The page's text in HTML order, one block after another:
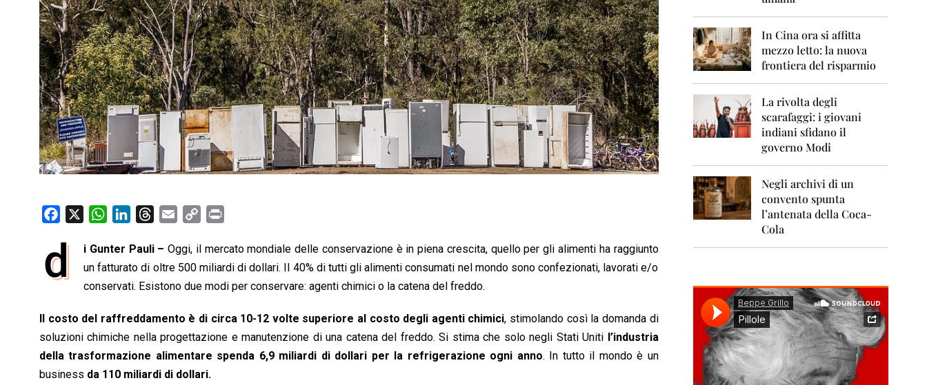
0
0
9
2
0
1
0
2
0
1
1
2
1
0
1
e
o
k
W
a
t
s
p
p
n
k
e
I
n
r
e
a
s
a
i
l
p
y
L
n
k
i
n
t
d i Gunter Pauli – Oggi, il mercato mondiale delle conservazione è in piena crescita, quello per gli alimenti ha raggiunto
un fatturato di oltre 500 miliardi di dollari. Il 40% di tutti gli alimenti consumati nel mondo sono confezionati, lavorati e/o
conservati. Esistono due modi per conservare: agenti chimici o la catena del freddo.
Il costo del raffreddamento è di circa 10-12 volte superiore al costo degli agenti chimici, stimolando così la domanda di
soluzioni chimiche nella progettazione e manutenzione di una catena del freddo. Si stima che solo negli Stati Uniti l’industria
della trasformazione alimentare spenda 6,9 miliardi di dollari per la refrigerazione ogni anno. In tutto il mondo è un
business da 110 miliardi di dollari.
In Cina ora si affitta
mezzo letto: la nuova
frontiera del risparmio
La rivolta degli
scarafaggi: i giovani
indiani sfidano il
governo Modi
Negli archivi di un
convento spunta
l’antenata della Coca-
Cola